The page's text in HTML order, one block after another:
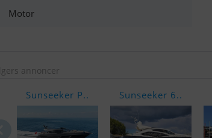
Motor
annoncer
Sunseeker P.. Sunseeker 6..